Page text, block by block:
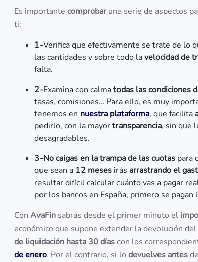
Es importante comprobaruna serie de aspectos
ti:
1-Verifica que efectivamente se trate de lo
las cantidades y sobre todo lavelocidad de
falta.
2-Examina con calmatodas las condiciones
tasas, comisiones… Para ello, es muy
tenemos en nuestra plataforma, que facilita
pedirlo, con la mayortransparencia, sin que
desagradables.
3-No caigas en la trampa de las cuotas para
que sean a 12 meses irás arrastrando el
resultar difícil calcular cuánto vas a pagar
por los bancos en España, primero se
Con AvaFin sabrás desde el primer minuto el
económico que supone extender la devolución
de liquidación hasta 30 díascon los
de enero. Por el contrario, si lo devuelves antes